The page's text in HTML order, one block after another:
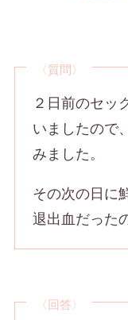
〈質問〉
２日前のセッ
いましたので
みました。
その次の日に
退出血だった
〈回答〉